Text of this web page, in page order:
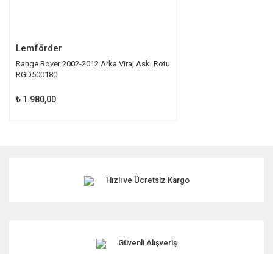
Lemförder
Range Rover 2002-2012 Arka Viraj Askı Rotu
RGD500180
₺ 1.980,00
Hızlı ve Ücretsiz Kargo
Güvenli Alışveriş